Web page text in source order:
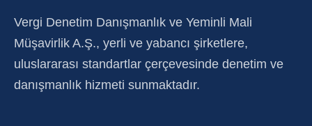
Vergi Denetim Danışmanlık ve Yeminli Mali
Müşavirlik A.Ş., yerli ve yabancı şirketlere,
uluslararası standartlar çerçevesinde denetim ve
danışmanlık hizmeti sunmaktadır.